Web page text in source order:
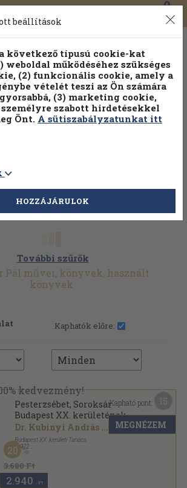
0
mint 1.000.000 kiadványunk közül
100% kedvezménnyel!
További szűrők
Pál művei, könyvek, használt
könyvek
Kaphatók előre:
Pesterzsébet, Soroksár
Budapest XX. kerületének
múltja és jelene
Dr. Kubinyi András ...
Budapest XX. kerületi Tanács
, 1972
Fűzött keménykötés
3.680 Ft
20
2.940 ,-Ft
Kapható pont:
MEGNÉZEM
beállítások
következő típusú cookie-kat
weboldal működéséhez szükséges
(2) funkcionális cookie, amely a
vételét teszi az Ön számára
(3) marketing cookie,
szabott hirdetésekkel
Önt. A sütiszabályzatunkat itt
HOZZÁJÁRULOK